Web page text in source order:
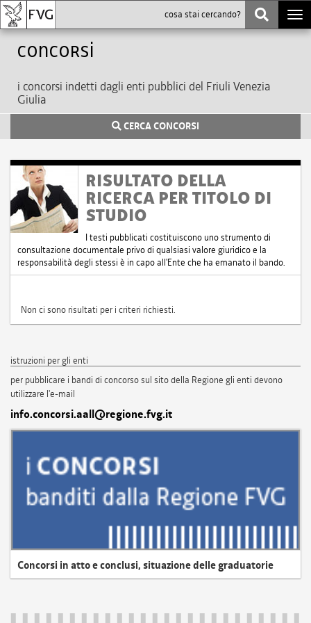
Concorsi
i concorsi indetti dagli enti pubblici del Friuli Venezia
Giulia
CERCA CONCORSI
RISULTATO DELLA
RICERCA PER TITOLO DI
STUDIO
I testi pubblicati costituiscono uno strumento di
consultazione documentale privo di qualsiasi valore giuridico e la
responsabilità degli stessi è in capo all'Ente che ha emanato il bando.
Non ci sono risultati per i criteri richiesti.
istruzioni per gli enti
per pubblicare i bandi di concorso sul sito della Regione gli enti devono
utilizzare l'e-mail
info.concorsi.aall@regione.fvg.it
Concorsi in atto e conclusi, situazione delle graduatorie